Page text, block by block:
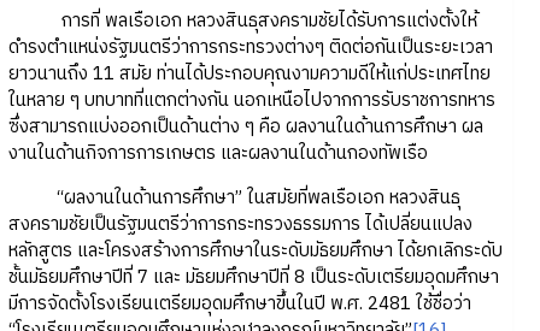
การที่ พลเรือเอก หลวงสินธุสงครามชัยได้รับการแต่งตั้งให้
ดำรงตำแหน่งรัฐมนตรีว่าการกระทรวงต่างๆ ติดต่อกันเป็นระยะเวลา
ยาวนานถึง 11 สมัย ท่านได้ประกอบคุณงามความดีให้แก่ประเทศไทย
ในหลาย ๆ บทบาทที่แตกต่างกัน นอกเหนือไปจากการรับราชการทหาร
ซึ่งสามารถแบ่งออกเป็นด้านต่าง ๆ คือ ผลงานในด้านการศึกษา ผล
งานในด้านกิจการการเกษตร และผลงานในด้านกองทัพเรือ
“ผลงานในด้านการศึกษา” ในสมัยที่พลเรือเอก หลวงสินธุ
สงครามชัยเป็นรัฐมนตรีว่าการกระทรวงธรรมการ ได้เปลี่ยนแปลง
หลักสูตร และโครงสร้างการศึกษาในระดับมัธยมศึกษา ได้ยกเลิกระดับ
ชั้นมัธยมศึกษาปีที่ 7 และ มัธยมศึกษาปีที่ 8 เป็นระดับเตรียมอุดมศึกษา
มีการจัดตั้งโรงเรียนเตรียมอุดมศึกษาขึ้นในปี พ.ศ. 2481 ใช้ชื่อว่า